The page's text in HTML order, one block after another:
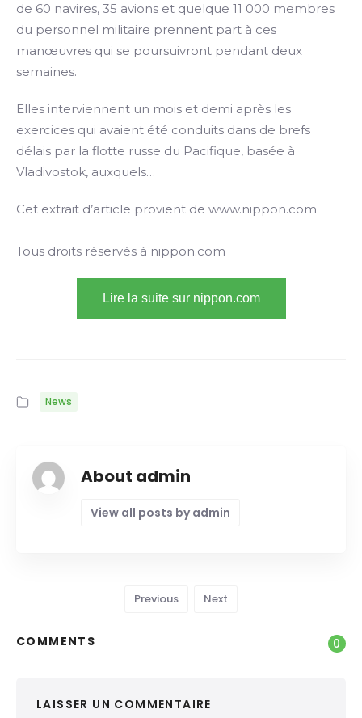
de 60 navires, 35 avions et quelque 11 000 membres
du personnel militaire prennent part à ces
manœuvres qui se poursuivront pendant deux
semaines.
Elles interviennent un mois et demi après les
exercices qui avaient été conduits dans de brefs
délais par la flotte russe du Pacifique, basée à
Vladivostok, auxquels…
Cet extrait d’article provient de www.nippon.com
Tous droits réservés à nippon.com
Lire la suite sur nippon.com
News
About admin
View all posts by admin
Previous Next
COMMENTS 0
LAISSER UN COMMENTAIRE